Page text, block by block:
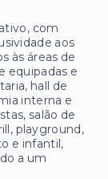
com
aos
às áreas de
equipadas e
hall de
interna e
salão de
playground,
e infantil,
a um